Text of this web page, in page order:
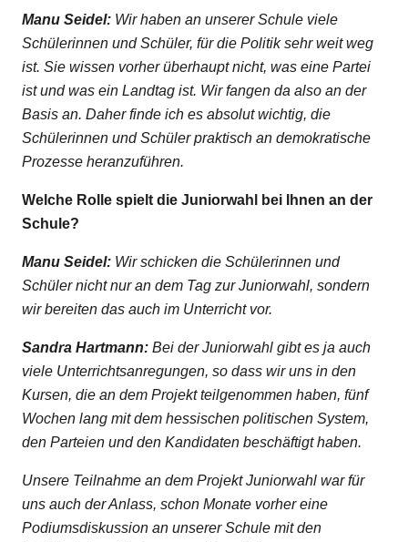
Manu Seidel: Wir haben an unserer Schule viele
Schülerinnen und Schüler, für die Politik sehr weit weg
ist. Sie wissen vorher überhaupt nicht, was eine Partei
ist und was ein Landtag ist. Wir fangen da also an der
Basis an. Daher finde ich es absolut wichtig, die
Schülerinnen und Schüler praktisch an demokratische
Prozesse heranzuführen.
Welche Rolle spielt die Juniorwahl bei Ihnen an der
Schule?
Manu Seidel: Wir schicken die Schülerinnen und
Schüler nicht nur an dem Tag zur Juniorwahl, sondern
wir bereiten das auch im Unterricht vor.
Sandra Hartmann: Bei der Juniorwahl gibt es ja auch
viele Unterrichtsanregungen, so dass wir uns in den
Kursen, die an dem Projekt teilgenommen haben, fünf
Wochen lang mit dem hessischen politischen System,
den Parteien und den Kandidaten beschäftigt haben.
Unsere Teilnahme an dem Projekt Juniorwahl war für
uns auch der Anlass, schon Monate vorher eine
Podiumsdiskussion an unserer Schule mit den